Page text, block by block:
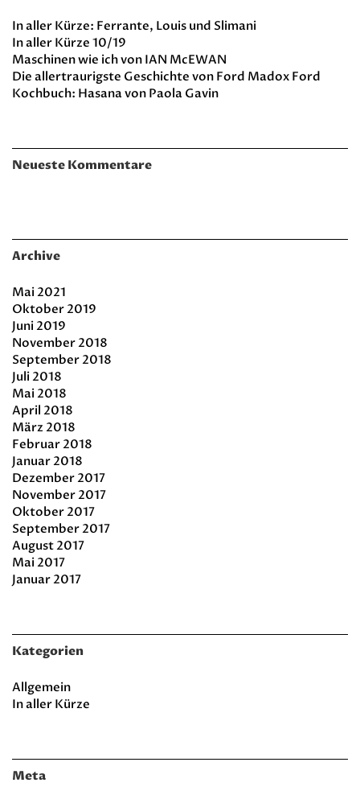
In aller Kürze: Ferrante, Louis und Slimani
In aller Kürze 10/19
Maschinen wie ich von IAN McEWAN
Die allertraurigste Geschichte von Ford Madox Ford
Kochbuch: Hasana von Paola Gavin
Neueste Kommentare
Archive
Mai 2021
Oktober 2019
Juni 2019
November 2018
September 2018
Juli 2018
Mai 2018
April 2018
März 2018
Februar 2018
Januar 2018
Dezember 2017
November 2017
Oktober 2017
September 2017
August 2017
Mai 2017
Januar 2017
Kategorien
Allgemein
In aller Kürze
Meta